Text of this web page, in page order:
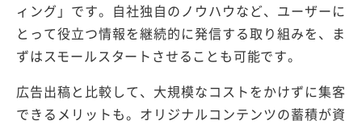
ィング」です。自社独自のノウハウなど、ユーザーに
とって役立つ情報を継続的に発信する取り組みを、ま
ずはスモールスタートさせることも可能です。
広告出稿と比較して、大規模なコストをかけずに集客
できるメリットも。オリジナルコンテンツの蓄積が資